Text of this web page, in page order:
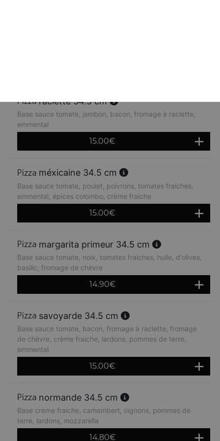
raclette 34.5 cm
Base sauce tomate, jambon, bacon, fromage à raclette,
emmental
15.00€
méxicaine 34.5 cm
Base sauce tomate, poulet, poivrons, tomates fraiches,
emmental, épices colombo, crème fraiche
15.00€
margarita primeur 34.5 cm
Base sauce tomate, noix, tomates fraiches, huile, d'olives,
basilic, fromage de chèvre
14.90€
savoyarde 34.5 cm
Base sauce tomate, bacon, fromage à raclette, fromage
de chèvre, crème fraiche, lardons, pommes de terre,
emmental
15.00€
normande 34.5 cm
Base crème fraiche, camembert, oignons, pommes de
terre, lardons, mozzarella
14.80€